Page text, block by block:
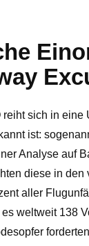
reiht sich in eine
ist:
Analyse auf
diese in den
aller
weltweit 138